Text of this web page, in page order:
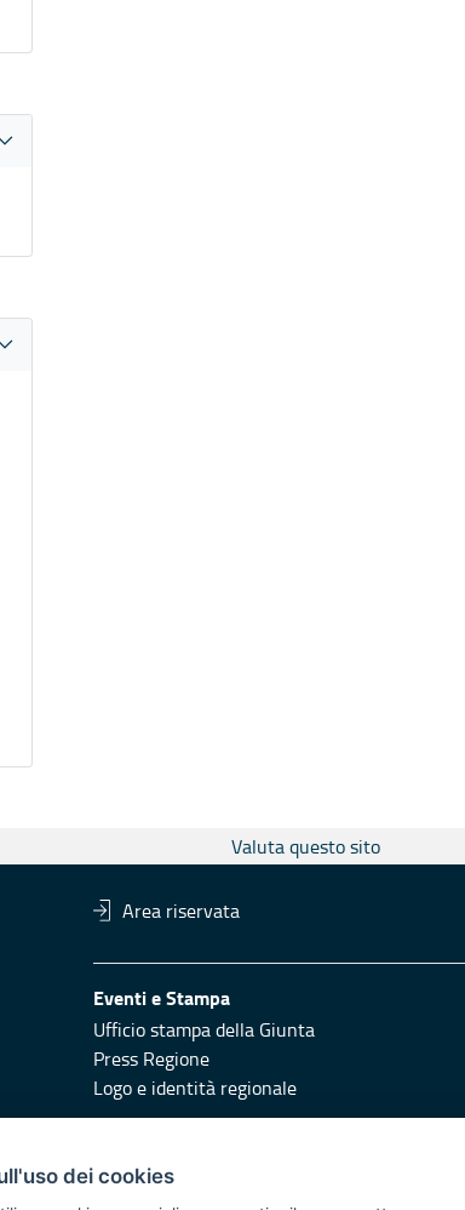
Valuta questo sito
Area riservata
Eventi e Stampa
Ufficio stampa della Giunta
Press Regione
Logo e identità regionale
Responsabili di pubblicazione
dei cookies